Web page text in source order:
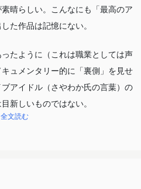
晴らしい。こんなにも「最高のア
た作品は記憶にない。
たように（これは職業としては声
ュメンタリー的に「裏側」を見せ
アイドル（さやわか氏の言葉）の
新しいものではない。
あるかと言えば、それは「嘘」と
しようもなく本物だからではない
初めて「本物」の愛を知った（オ
全文読む